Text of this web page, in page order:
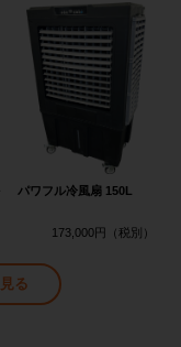
パワフル冷風扇 150L
173,000円
る